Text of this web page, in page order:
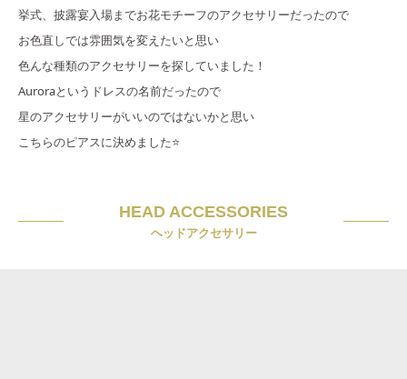
挙式、披露宴入場までお花モチーフのアクセサリーだったので
お色直しでは雰囲気を変えたいと思い
色んな種類のアクセサリーを探していました！
Auroraというドレスの名前だったので
星のアクセサリーがいいのではないかと思い
こちらのピアスに決めました⭐️
HEAD ACCESSORIES
ヘッドアクセサリー